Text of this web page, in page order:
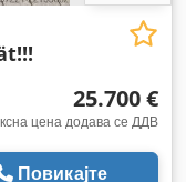
25.700 €
цена додава се ДДВ
Повикајте